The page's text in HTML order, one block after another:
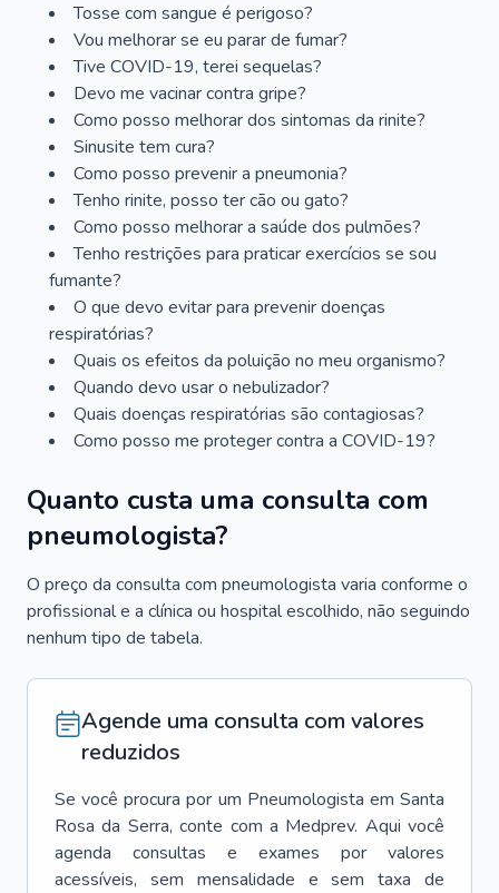
Tosse com sangue é perigoso?
Vou melhorar se eu parar de fumar?
Tive COVID-19, terei sequelas?
Devo me vacinar contra gripe?
Como posso melhorar dos sintomas da rinite?
Sinusite tem cura?
Como posso prevenir a pneumonia?
Tenho rinite, posso ter cão ou gato?
Como posso melhorar a saúde dos pulmões?
Tenho restrições para praticar exercícios se sou
fumante?
O que devo evitar para prevenir doenças
respiratórias?
Quais os efeitos da poluição no meu organismo?
Quando devo usar o nebulizador?
Quais doenças respiratórias são contagiosas?
Como posso me proteger contra a COVID-19?
Quanto custa uma consulta com
pneumologista?
O preço da consulta com pneumologista varia conforme o
profissional e a clínica ou hospital escolhido, não seguindo
nenhum tipo de tabela.
Agende uma consulta com valores
reduzidos
Se você procura por um Pneumologista em Santa
Rosa da Serra, conte com a Medprev. Aqui você
agenda consultas e exames por valores
acessíveis, sem mensalidade e sem taxa de